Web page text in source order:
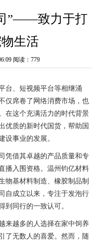
”——致力于打
生活
阅读：779
台、短视频平台等相继涌
仅席卷了网络消费市场，也
在这个充满活力的时代背景
优质的新时代国货，帮助国
设事业的发展。
凭借其卓越的产品质量和专
播入围资格。温州钧亿材料
物基材料制造、橡胶制品制
自成立以来，专注于发泡行
到同行的一致认可。
来越多的人选择在家中饲养
了无数人的喜爱。然而，随